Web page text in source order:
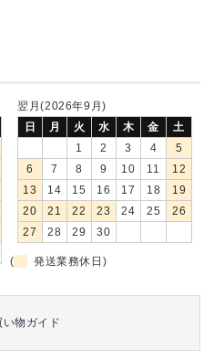
翌月(2026年9月)
日
月 火 水 木 金
土
1
2 3 4
5
6
7 8 9 10 11
12
13
14 15 16 17 18
19
20
21 22 23 24 25
26
27
28 29 30
( 発送業務休日)
い物ガイド